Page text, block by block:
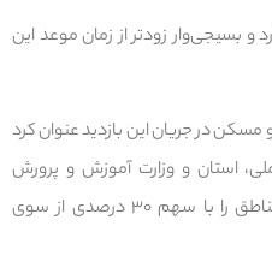
و بسیجی‌وار زودتر از زمان موعد این
در جریان این بازدید عنوان کرد
استان و وزارت آموزش و پرورش
می‌توان مدرسه‌های مورد نیاز این مناطق را با سهم ۳۰ درصدی از سوی